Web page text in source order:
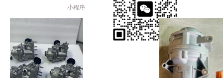
小程序
APP
抖音
快手